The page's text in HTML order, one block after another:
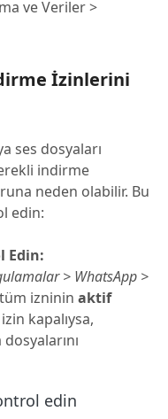
ve Veriler >
İzinlerini
ses dosyaları
indirme
neden olabilir. Bu
edin:
Edin:
> WhatsApp >
izninin aktif
kapalıysa,